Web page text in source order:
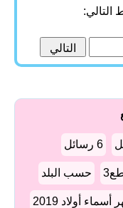
6 رسائل
حسب البلد
أسماء أولاد 2019